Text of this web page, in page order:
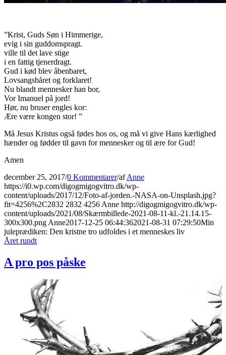
”Krist, Guds Søn i Himmerige,
evig i sin guddomspragt.
ville til det lave stige
i en fattig tjenerdragt.
Gud i kød blev åbenbaret,
Lovsangsbåret og forklaret!
Nu blandt mennesker han bor,
Vor Imanuel på jord!
Hør, nu bruser engles kor:
Ære være kongen stor! ”
Må Jesus Kristus også fødes hos os, og må vi give Hans kærlighed
hænder og fødder til gavn for mennesker og til ære for Gud!
Amen
december 25, 2017/0 Kommentarer/afAnne
https://i0.wp.com/digogmigogvitro.dk/wp-
content/uploads/2017/12/Foto-af-jorden.-NASA-on-Unsplash.jpg?
fit=4256%2C2832 2832 4256 Anne http://digogmigogvitro.dk/wp-
content/uploads/2021/08/Skærmbillede-2021-08-11-kl.-21.14.15-
300x300.png Anne2017-12-25 06:44:362021-08-31 07:29:50Min
juleprædiken: Den kristne tro udfoldes i et menneskes liv
Året rundt
A pro pos påske